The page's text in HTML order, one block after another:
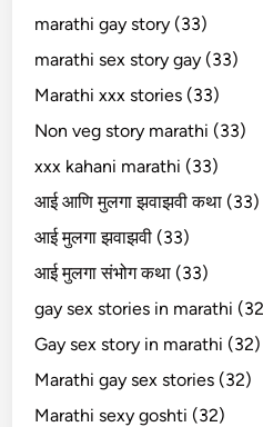
marathi gay story (33)
marathi sex story gay (33)
Marathi xxx stories (33)
Non veg story marathi (33)
xxx kahani marathi (33)
आई आणि मुलगा झवाझवी कथा (33)
आई मुलगा झवाझवी (33)
आई मुलगा संभोग कथा (33)
gay sex stories in marathi
Gay sex story in marathi (32)
Marathi gay sex stories (32)
Marathi sexy goshti (32)